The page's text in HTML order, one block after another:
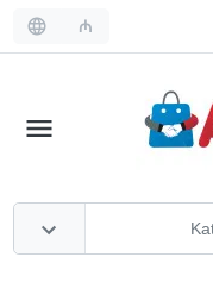
₼